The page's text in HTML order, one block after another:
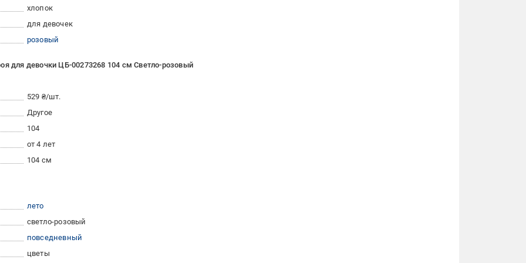
хлопок
для девочек
розовый
для девочки ЦБ-00273268 104 см Светло-розовый
529 ₴/шт.
Другое
104
от 4 лет
104 см
лето
светло-розовый
повседневный
цветы